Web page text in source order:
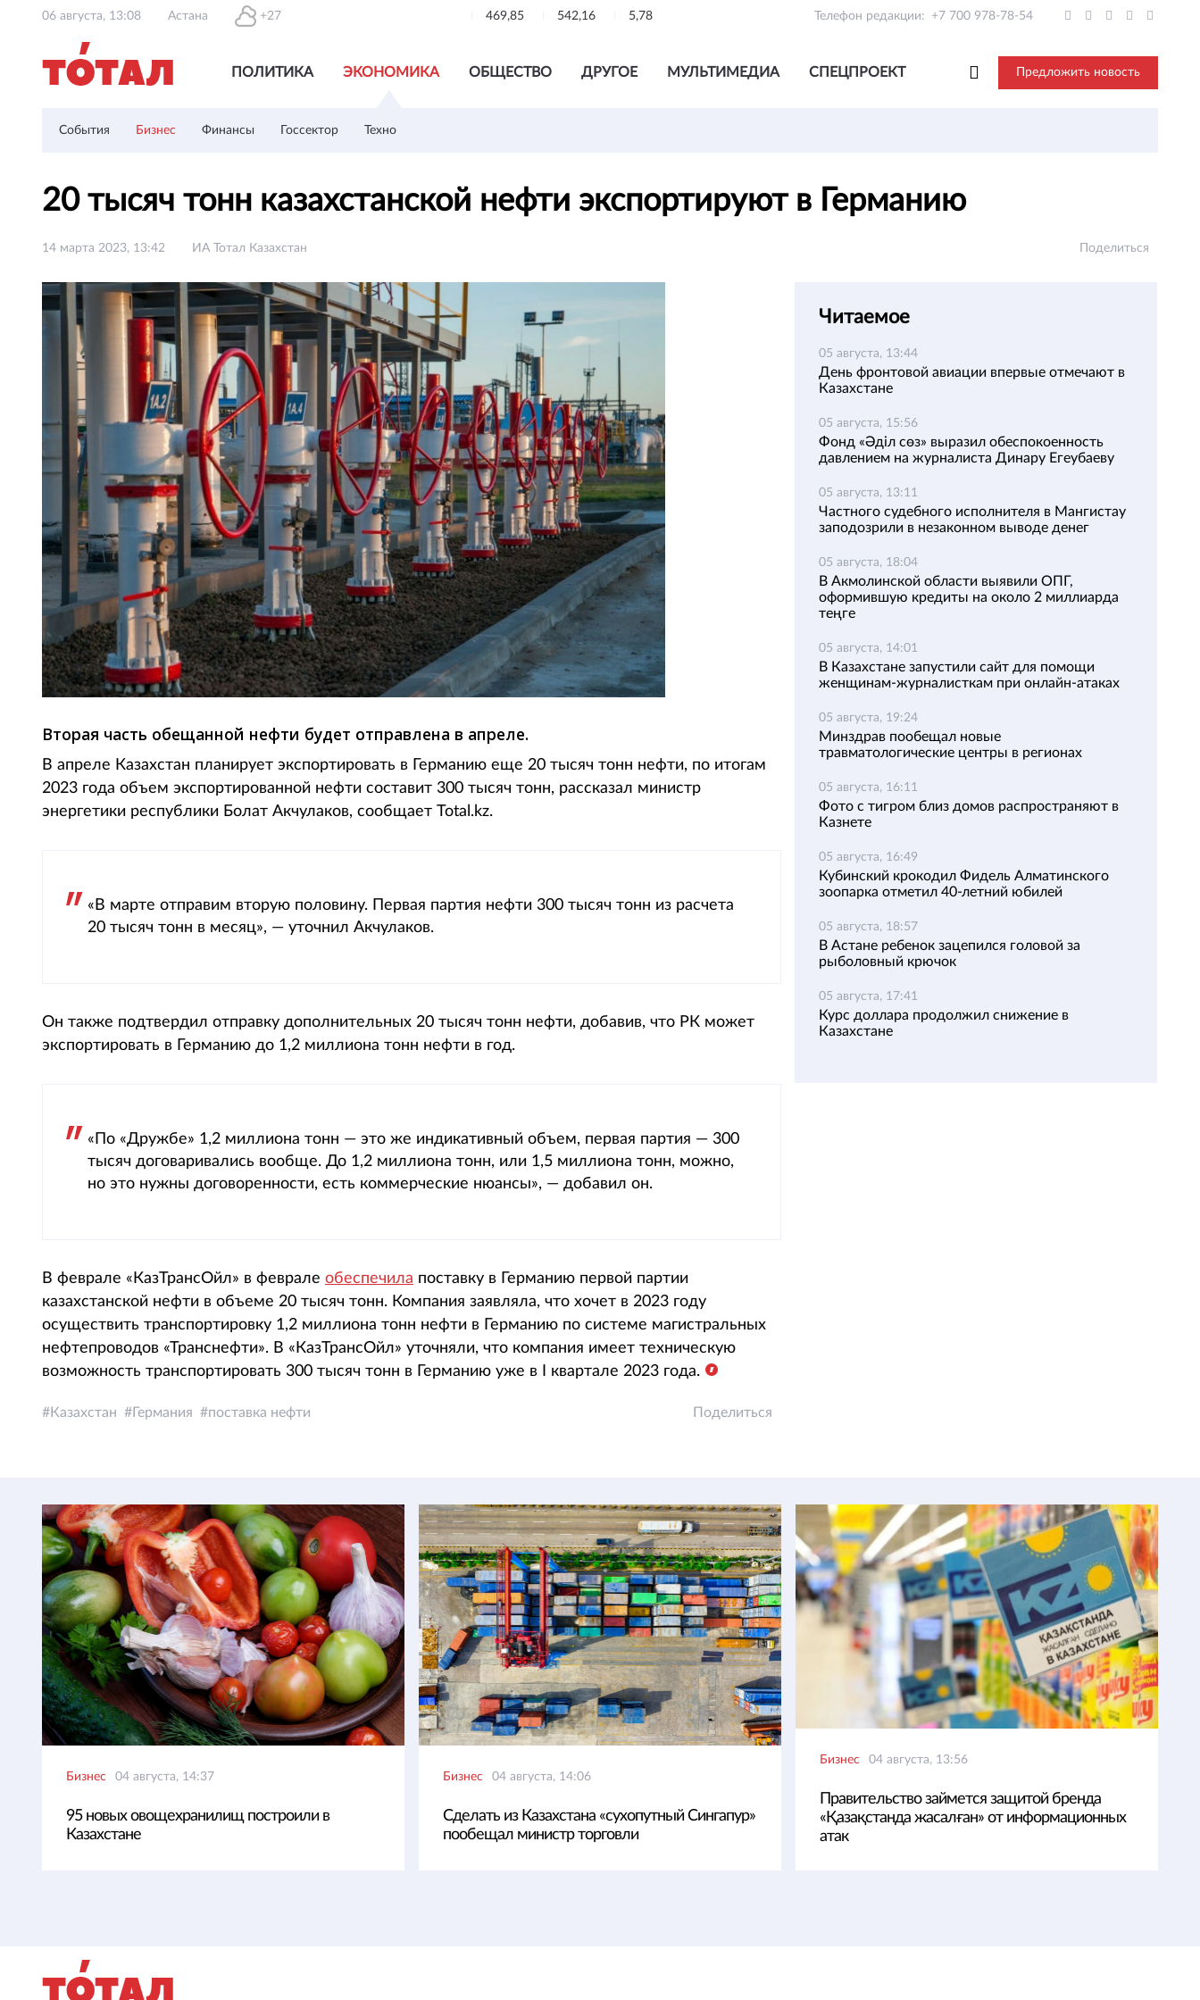
06 августа, 13:08 Астана +27 469,85 542,16 5,78 Телефон редакции: +7 700 978-78-54
ПОЛИТИКА ЭКОНОМИКА ОБЩЕСТВО ДРУГОЕ МУЛЬТИМЕДИА СПЕЦПРОЕКТ Предложить новость
События Бизнес Финансы Госсектор Техно
20 тысяч тонн казахстанской нефти экспортируют в Германию
14 марта 2023, 13:42 ИА Тотал Казахстан Поделиться
Вторая часть обещанной нефти будет отправлена в апреле.
В апреле Казахстан планирует экспортировать в Германию еще 20 тысяч тонн нефти, по итогам
2023 года объем экспортированной нефти составит 300 тысяч тонн, рассказал министр
энергетики республики Болат Акчулаков, сообщает Total.kz.
«В марте отправим вторую половину. Первая партия нефти 300 тысяч тонн из расчета
20 тысяч тонн в месяц», — уточнил Акчулаков.
Он также подтвердил отправку дополнительных 20 тысяч тонн нефти, добавив, что РК может
экспортировать в Германию до 1,2 миллиона тонн нефти в год.
«По «Дружбе» 1,2 миллиона тонн — это же индикативный объем, первая партия — 300
тысяч договаривались вообще. До 1,2 миллиона тонн, или 1,5 миллиона тонн, можно,
но это нужны договоренности, есть коммерческие нюансы», — добавил он.
В феврале «КазТрансОйл» в феврале обеспечила поставку в Германию первой партии
казахстанской нефти в объеме 20 тысяч тонн. Компания заявляла, что хочет в 2023 году
осуществить транспортировку 1,2 миллиона тонн нефти в Германию по системе магистральных
нефтепроводов «Транснефти». В «КазТрансОйл» уточняли, что компания имеет техническую
возможность транспортировать 300 тысяч тонн в Германию уже в I квартале 2023 года.
Казахстан Германия поставка нефти Поделиться
Читаемое
05 августа, 13:44
День фронтовой авиации впервые отмечают в
Казахстане
05 августа, 15:56
Фонд «Әділ сөз» выразил обеспокоенность
давлением на журналиста Динару Егеубаеву
05 августа, 13:11
Частного судебного исполнителя в Мангистау
заподозрили в незаконном выводе денег
05 августа, 18:04
В Акмолинской области выявили ОПГ,
оформившую кредиты на около 2 миллиарда
теңге
05 августа, 14:01
В Казахстане запустили сайт для помощи
женщинам-журналисткам при онлайн-атаках
05 августа, 19:24
Минздрав пообещал новые
травматологические центры в регионах
05 августа, 16:11
Фото с тигром близ домов распространяют в
Казнете
05 августа, 16:49
Кубинский крокодил Фидель Алматинского
зоопарка отметил 40-летний юбилей
05 августа, 18:57
В Астане ребенок зацепился головой за
рыболовный крючок
05 августа, 17:41
Курс доллара продолжил снижение в
Казахстане
Бизнес 04 августа, 14:37
95 новых овощехранилищ построили в
Казахстане
Бизнес 04 августа, 14:06
Сделать из Казахстана «сухопутный Сингапур»
пообещал министр торговли
Бизнес 04 августа, 13:56
Правительство займется защитой бренда
«Қазақстанда жасалған» от информационных
атак